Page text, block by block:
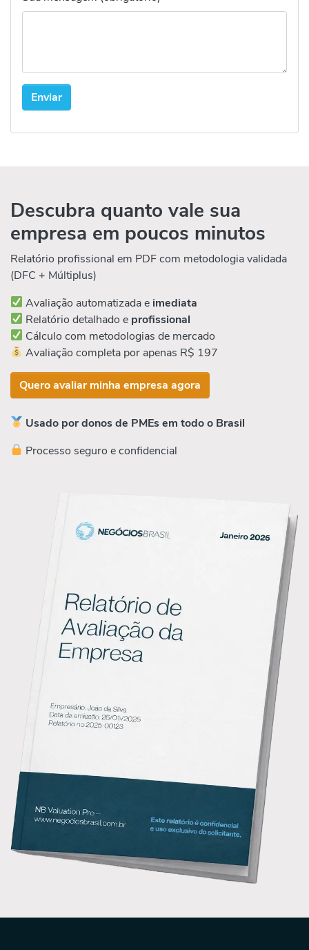
Descubra quanto vale sua
empresa em poucos minutos
Relatório profissional em PDF com metodologia validada
(DFC + Múltiplus)
Avaliação automatizada e imediata
Relatório detalhado e profissional
Cálculo com metodologias de mercado
Avaliação completa por apenas R$ 197
Quero avaliar minha empresa agora
Usado por donos de PMEs em todo o Brasil
Processo seguro e confidencial